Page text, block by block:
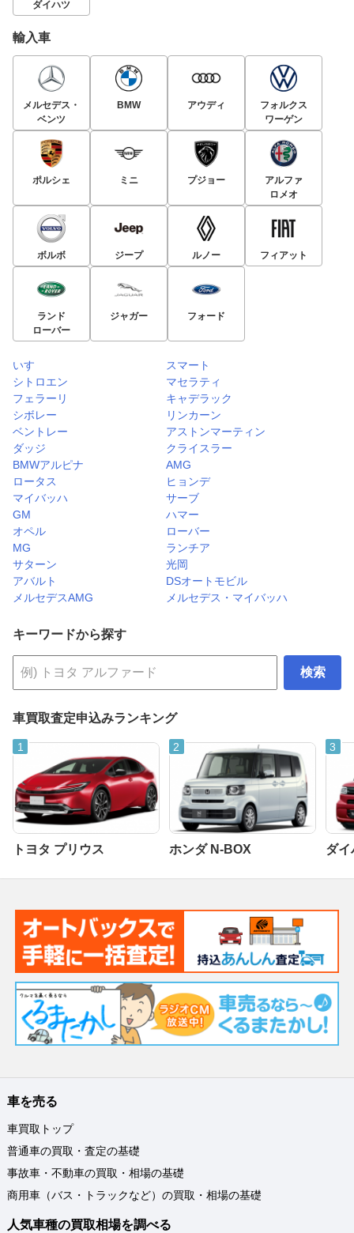
ダイハツ
輸入車
メルセデス・
ベンツ
BMW アウディ
フォルクス
ワーゲン
ポルシェ ミニ プジョー
アルファ
ロメオ
ボルボ ジープ ルノー フィアット
ランド
ローバー
ジャガー フォード
いすゞ
スマート
シトロエン
マセラティ
フェラーリ
キャデラック
シボレー
リンカーン
ベントレー
アストンマーティン
ダッジ
クライスラー
BMWアルピナ
AMG
ロータス
ヒョンデ
マイバッハ
サーブ
GM
ハマー
オペル
ローバー
MG
ランチア
サターン
光岡
アバルト
DSオートモビル
メルセデスAMG
メルセデス・マイバッハ
キーワードから探す
検索
車買取査定申込みランキング
トヨタ プリウス ホンダ N-BOX ダイ
車を売る
車買取トップ
普通車の買取・査定の基礎
事故車・不動車の買取・相場の基礎
商用車（バス・トラックなど）の買取・相場の基礎
人気車種の買取相場を調べる